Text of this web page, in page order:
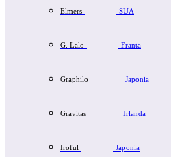
Elmers SUA
G. Lalo Franta
Graphilo Japonia
Gravitas Irlanda
Iroful Japonia